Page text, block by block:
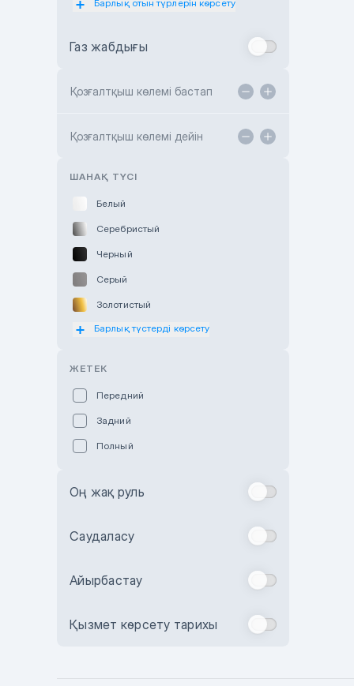
Toyota Astana
TANK Motors Karaganda
Барлық отын түрлерін көрсету
Газ жабдығы
Қозғалтқыш көлемі бастап
Қозғалтқыш көлемі дейін
ШАНАҚ ТҮСІ
Белый
Серебристый
Черный
Серый
Золотистый
Оранжевый
Зеленый
Бежевый
Комбинированный
Барлық түстерді көрсету
ЖЕТЕК
Передний
Задний
Полный
Оң жақ руль
Саудаласу
Айырбастау
Қызмет көрсету тарихы